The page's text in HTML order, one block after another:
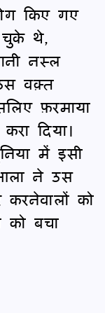
किए गए
चुके थे,
नस्ल
वक़्त
फ़रमाया
दिया।
में इसी
ने उस
को
को बचा